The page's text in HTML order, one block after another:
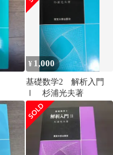
¥ 1,000
基礎数学2 解析入門
Ⅰ 杉浦光夫著